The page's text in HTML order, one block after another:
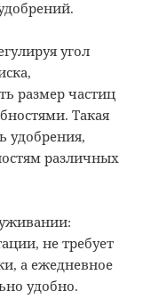
угол
размер частиц
Такая
удобрения,
различных
не требует
а ежедневное
удобно.